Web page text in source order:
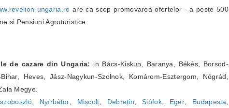
ungaria.ro are ca scop promovarea ofertelor - a peste 500
si Pensiuni Agroturistice.
de cazare din Ungaria: in Bács-Kiskun, Baranya, Békés, Borsod-
Heves, Jász-Nagykun-Szolnok, Komárom-Esztergom, Nógrád,
Megye.
, Nyírbátor, Mișcolț, Debrețin,Siófok, Eger, Budapesta,